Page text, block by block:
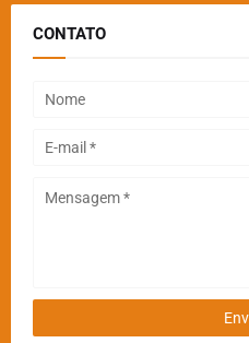
CONTATO